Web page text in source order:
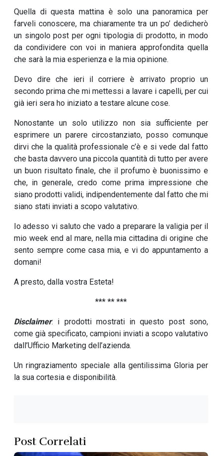
Quella di questa mattina è solo una panoramica per
farveli conoscere, ma chiaramente tra un po’ dedicherò
un singolo post per ogni tipologia di prodotto, in modo
da condividere con voi in maniera approfondita quella
che sarà la mia esperienza e la mia opinione.
Devo dire che ieri il corriere è arrivato proprio un
secondo prima che mi mettessi a lavare i capelli, per cui
già ieri sera ho iniziato a testare alcune cose.
Nonostante un solo utilizzo non sia sufficiente per
esprimere un parere circostanziato, posso comunque
dirvi che la qualità professionale c’è e si vede dal fatto
che basta davvero una piccola quantità di tutto per avere
un buon risultato finale, che il profumo è buonissimo e
che, in generale, credo come prima impressione che
siano prodotti validi, indipendentemente dal fatto che mi
siano stati inviati a scopo valutativo.
Io adesso vi saluto che vado a preparare la valigia per il
mio week end al mare, nella mia cittadina di origine che
sento sempre come casa mia, e vi do appuntamento a
domani!
A presto, dalla vostra Esteta!
*** ** ***
Disclaimer: i prodotti mostrati in questo post sono,
come già specificato, campioni inviati a scopo valutativo
dall’Ufficio Marketing dell’azienda.
Un ringraziamento speciale alla gentilissima Gloria per
la sua cortesia e disponibilità.
Post Correlati